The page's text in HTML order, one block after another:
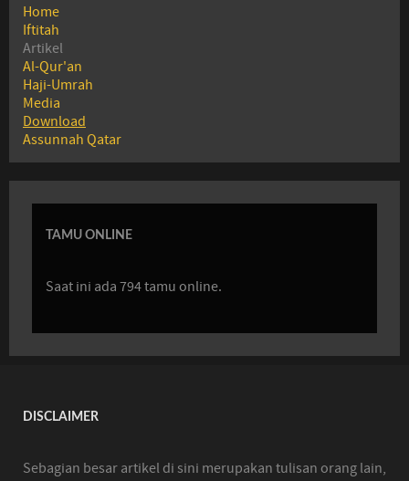
Home
Iftitah
Artikel
Al-Qur'an
Haji-Umrah
Media
Download
Assunnah Qatar
TAMU ONLINE
Saat ini ada 794 tamu online.
DISCLAIMER
Sebagian besar artikel di sini merupakan tulisan orang lain,